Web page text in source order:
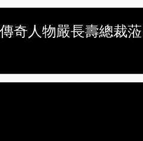
奇人物嚴長壽總裁蒞